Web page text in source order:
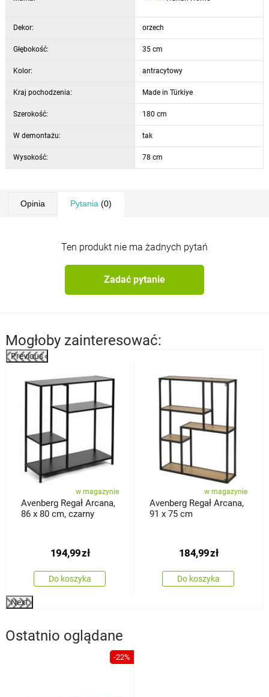
Dekor: orzech
Głębokość: 35 cm
Kolor: antracytowy
Kraj pochodzenia: Made in Türkiye
Szerokość: 180 cm
W demontażu: tak
Wysokość: 78 cm
Opinia Pytania (0)
Ten produkt nie ma żadnych pytań
Zadać pytanie
Mogłoby zainteresować:
Previous
w magazynie
Avenberg Regał Arcana,
86 x 80 cm, czarny
194,99zł
Do koszyka
w magazynie
Avenberg Regał Arcana,
91 x 75 cm
184,99zł
Do koszyka
Next
Ostatnio oglądane
-22%